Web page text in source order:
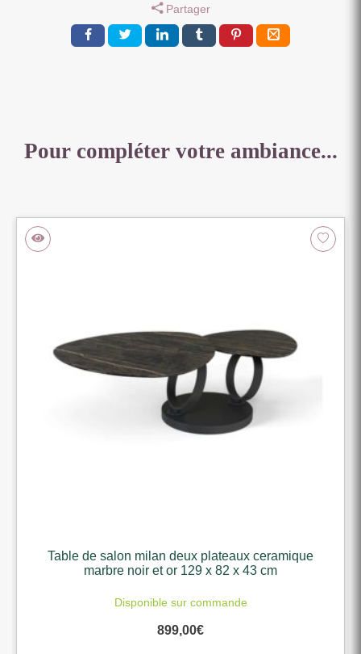
129
X
82
Partager
Pour compléter votre ambiance...
Table de salon milan deux plateaux ceramique
marbre noir et or 129 x 82 x 43 cm
Disponible sur commande
899,00€